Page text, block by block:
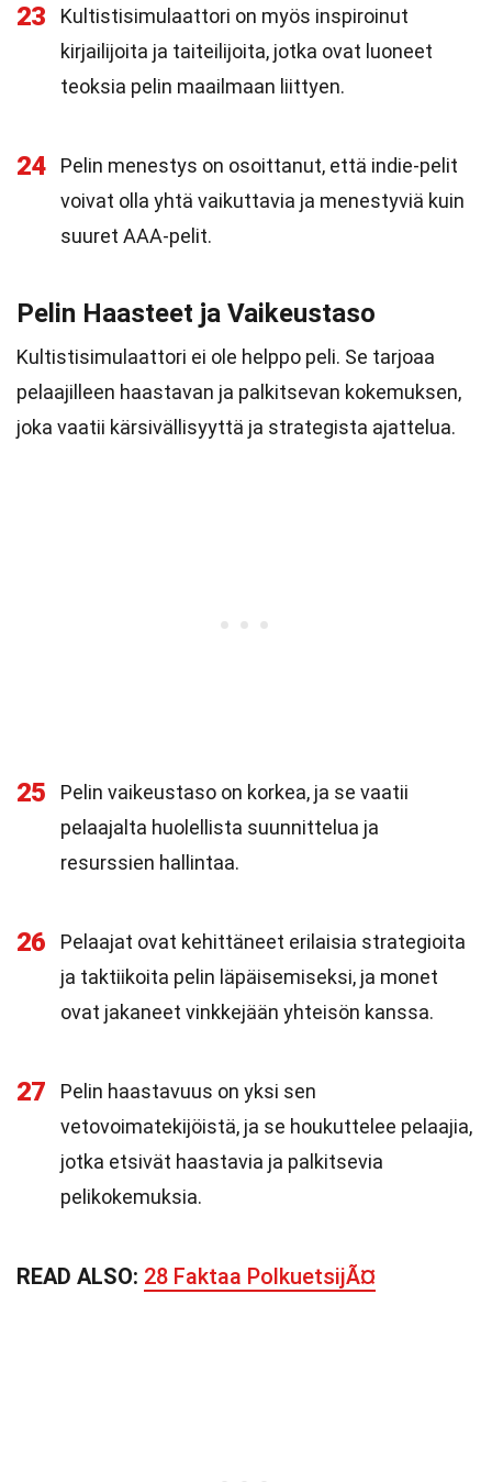
23
Kultistisimulaattori on myös inspiroinut
kirjailijoita ja taiteilijoita, jotka ovat luoneet
teoksia pelin maailmaan liittyen.
24
Pelin menestys on osoittanut, että indie-pelit
voivat olla yhtä vaikuttavia ja menestyviä kuin
suuret AAA-pelit.
Pelin Haasteet ja Vaikeustaso
Kultistisimulaattori ei ole helppo peli. Se tarjoaa
pelaajilleen haastavan ja palkitsevan kokemuksen,
joka vaatii kärsivällisyyttä ja strategista ajattelua.
25
Pelin vaikeustaso on korkea, ja se vaatii
pelaajalta huolellista suunnittelua ja
resurssien hallintaa.
26
Pelaajat ovat kehittäneet erilaisia strategioita
ja taktiikoita pelin läpäisemiseksi, ja monet
ovat jakaneet vinkkejään yhteisön kanssa.
27
Pelin haastavuus on yksi sen
vetovoimatekijöistä, ja se houkuttelee pelaajia,
jotka etsivät haastavia ja palkitsevia
pelikokemuksia.
READ ALSO: 28 Faktaa PolkuetsijÃ¤